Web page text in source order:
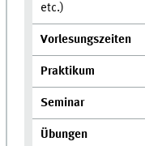
etc.)
Vorlesungszeiten
Praktikum
Seminar
Übungen